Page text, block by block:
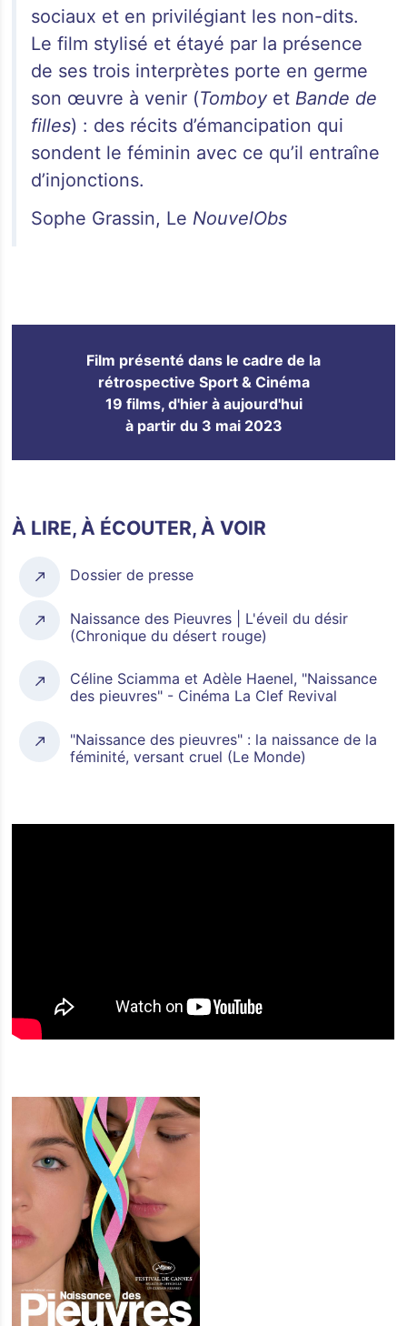
sociaux et en privilégiant les non-dits.
Le film stylisé et étayé par la présence
de ses trois interprètes porte en germe
son œuvre à venir (Tomboy et Bande de
filles) : des récits d’émancipation qui
sondent le féminin avec ce qu’il entraîne
d’injonctions.
Sophe Grassin, Le NouvelObs
Film présenté dans le cadre de la
rétrospective Sport & Cinéma
19 films, d'hier à aujourd'hui
à partir du 3 mai 2023
À LIRE, À ÉCOUTER, À VOIR
Dossier de presse
Naissance des Pieuvres | L'éveil du désir
(Chronique du désert rouge)
Céline Sciamma et Adèle Haenel, "Naissance
des pieuvres" - Cinéma La Clef Revival
"Naissance des pieuvres" : la naissance de la
féminité, versant cruel (Le Monde)